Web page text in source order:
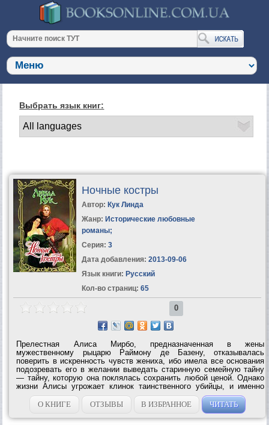
Выбрать язык книг:
Ночные костры
Автор: Кук Линда
Жанр: Исторические любовные
романы;
Серия: 3
Дата добавления: 2013-09-06
Язык книги: Русский
Кол-во страниц: 65
0
Прелестная Алиса Мирбо, предназначенная в жены
мужественному рыцарю Раймону де Базену, отказывалась
поверить в искренность чувств жениха, ибо имела все основания
подозревать его в желании выведать старинную семейную тайну
— тайну, которую она поклялась сохранить любой ценой. Однако
жизни Алисы угрожает клинок таинственного убийцы, и именно
Раймон становится для девушки единственным защитником —
защитником, готовым снова и...
О КНИГЕ ОТЗЫВЫ В ИЗБРАННОЕ ЧИТАТЬ